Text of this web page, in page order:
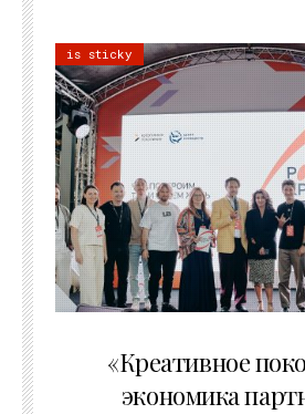
is sticky
«Креативное
экономика